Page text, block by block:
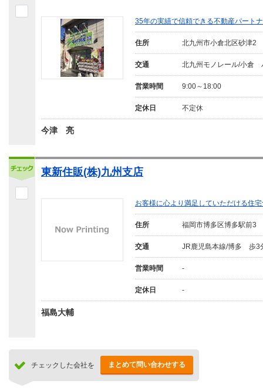
35年の実績で信頼できる不動産パート
住所 北九州市小倉北区砂津2
交通 北九州モノレール/小倉
営業時間 9:00～18:00
定休日 不定休
今津 亮
東新住販(株)九州支店
お客様に心より満足していただける住
住所 福岡市博多区博多駅前3
交通 JR鹿児島本線/博多 歩3
営業時間 -
定休日 -
福島大輔
チェックした会社を まとめて問い合わせする